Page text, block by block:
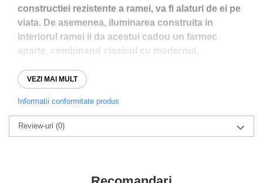
constructiei rezistente a ramei, va fi alaturi de ei pe
viata. De asemenea, iluminarea construita in
interiorul ramei ii da acestui cadou un farmec
aparte, combinand clasicul cu modernul.
Daca doresti sa schimbi ceva la rama ta iluminata,
0760831767, unde poti sa ne si lasai mesaj si
pentru initierea unei comenzi. Print-ul din rama este
complet personalizabil la alegerea dumneavoastra!
pentru cum vreti sa fie personalizate ramele.
VEZI MAI MULT
Informatii conformitate produs
Review-uri (0)